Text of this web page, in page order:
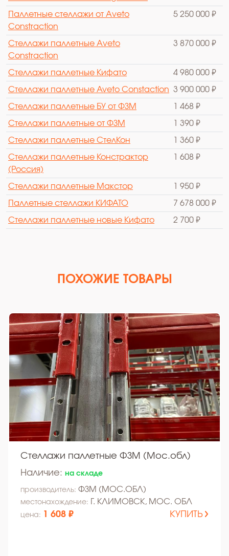
Паллетные стеллажи от Аveto
Constraction
5 250 000 ₽
Стеллажи паллетные Аveto
Constraction
3 870 000 ₽
Стеллажи паллетные Кифато 4 980 000 ₽
Стеллажи паллетные Aveto Constaction 3 900 000 ₽
Стеллажи паллетные БУ от ФЗМ 1 468 ₽
Стеллажи паллетные от ФЗМ 1 390 ₽
Стеллажи паллетные СтелКон 1 360 ₽
Стеллажи паллетные Констрактор
(Россия)
1 608 ₽
Стеллажи паллетные Макстор 1 950 ₽
Паллетные стеллажи КИФАТО 7 678 000 ₽
Стеллажи паллетные новые Кифато 2 700 ₽
ПОХОЖИЕ ТОВАРЫ
Стеллажи паллетные ФЗМ (Мос.обл)
Наличие: на складе
производитель: ФЗМ (МОС.ОБЛ)
местонахождение: Г. КЛИМОВСК, МОС. ОБЛ
цена: 1 608 ₽ КУПИТЬ